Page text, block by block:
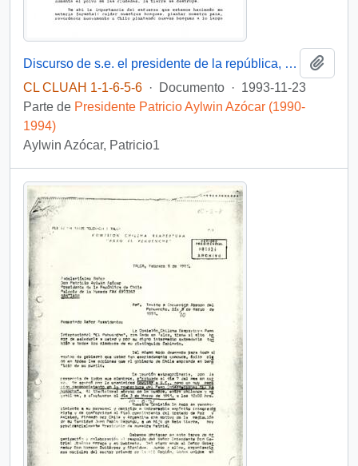
Discurso de s.e. el presidente de la república, D. Patricio Aylwin Azócar, en inauguración de "brigada contra incendios forestales y centro de información ambiental" de CONAF
CL CLUAH 1-1-6-5-6 · Documento · 1993-11-23
Parte de Presidente Patricio Aylwin Azócar (1990-
1994)
Aylwin Azócar, Patricio1